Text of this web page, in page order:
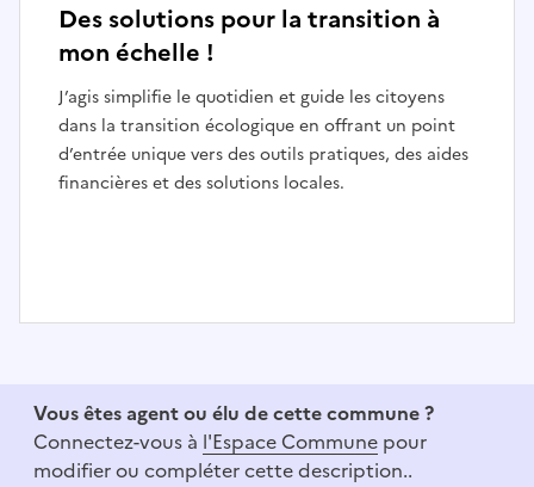
Des solutions pour la transition à
mon échelle !
J’agis simplifie le quotidien et guide les citoyens
dans la transition écologique en offrant un point
d’entrée unique vers des outils pratiques, des aides
financières et des solutions locales.
Vous êtes agent ou élu de cette commune ?
Connectez-vous à l'Espace Commune pour
modifier ou compléter cette description..